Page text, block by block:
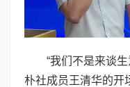
“我们不是来谈
朴社成员王清华的开